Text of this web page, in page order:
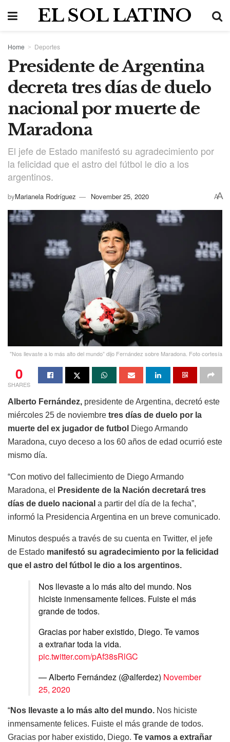
EL SOL LATINO
Home Deportes
Presidente de Argentina
decreta tres días de duelo
nacional por muerte de
Maradona
El jefe de Estado manifestó su agradecimiento por
la felicidad que el astro del fútbol le dio a los
argentinos.
byMarianela Rodríguez November 25, 2020 AA
"Nos llevaste a lo más alto del mundo” dijo Fernández sobre Maradona. Foto cortesía
0
SHARES
Alberto Fernández, presidente de Argentina, decretó este
miércoles 25 de noviembre tres días de duelo por la
muerte del ex jugador de futbol Diego Armando
Maradona, cuyo deceso a los 60 años de edad ocurrió este
mismo día.
“Con motivo del fallecimiento de Diego Armando
Maradona, el
Presidente de la Nación decretará tres
días de duelo nacional a partir del día de la fecha”,
informó la Presidencia Argentina en un breve comunicado.
Minutos después a través de su cuenta en Twitter, el jefe
de Estado manifestó su agradecimiento por la felicidad
que el astro del fútbol le dio a los argentinos.
Nos llevaste a lo más alto del mundo. Nos
hiciste inmensamente felices. Fuiste el más
grande de todos.
Gracias por haber existido, Diego. Te vamos
a extrañar toda la vida.
pic.twitter.com/pAf38sRlGC
— Alberto Fernández (@alferdez) November
25, 2020
“Nos llevaste a lo más alto del mundo. Nos hiciste
inmensamente felices. Fuiste el más grande de todos.
Gracias por haber existido, Diego. Te vamos a extrañar